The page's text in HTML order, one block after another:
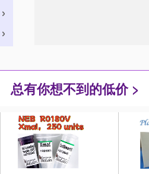
总有你想不到的低价 >